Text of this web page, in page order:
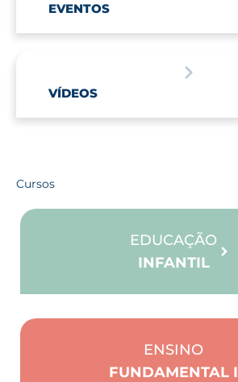
EVENTOS
VÍDEOS
Cursos
EDUCAÇÃO
INFANTIL
ENSINO
FUNDAMENTAL I